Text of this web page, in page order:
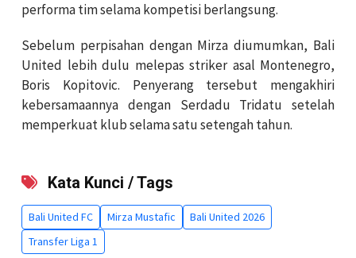
performa tim selama kompetisi berlangsung.
Sebelum perpisahan dengan Mirza diumumkan, Bali
United lebih dulu melepas striker asal Montenegro,
Boris Kopitovic. Penyerang tersebut mengakhiri
kebersamaannya dengan Serdadu Tridatu setelah
memperkuat klub selama satu setengah tahun.
Kata Kunci / Tags
Bali United FC Mirza Mustafic
Bali United 2026
Transfer Liga 1